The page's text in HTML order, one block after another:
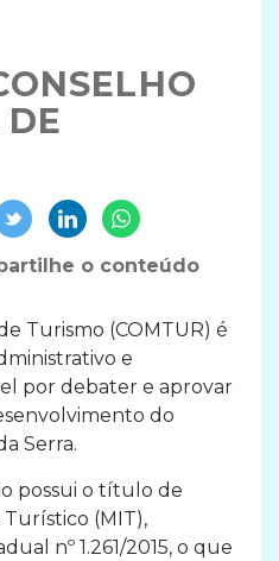
o conteúdo
Turismo (COMTUR) é
e
por debater e aprovar
do
Serra.
possui o título de
(MIT),
nº 1.261/2015, o que